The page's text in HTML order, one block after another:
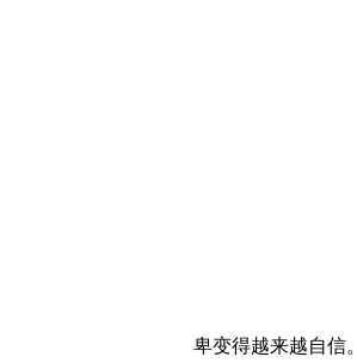
卑变得越来越自信。